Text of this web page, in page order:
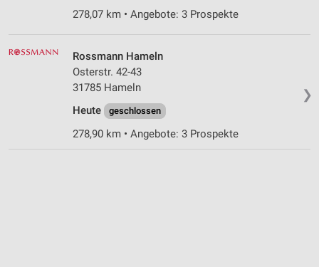
278,07 km • Angebote: 3 Prospekte
❯
Rossmann Hameln
Osterstr. 42-43
31785 Hameln
Heute
geschlossen
278,90 km • Angebote: 3 Prospekte